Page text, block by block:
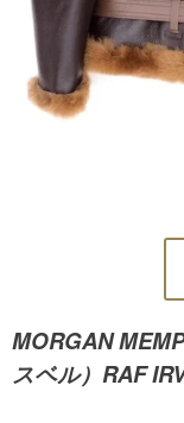
MORGAN
スベル）RAF